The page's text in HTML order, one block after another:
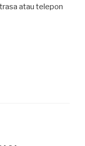
atau telepon